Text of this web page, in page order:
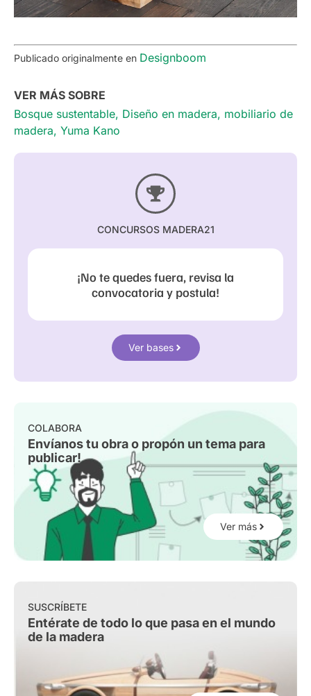
Publicado originalmente en Designboom
VER MÁS SOBRE
Bosque sustentable, Diseño en madera, mobiliario de
madera, Yuma Kano
CONCURSOS MADERA21
¡No te quedes fuera, revisa la
convocatoria y postula!
Ver bases
COLABORA
Envíanos tu obra o propón un tema para
publicar!
Ver más
SUSCRÍBETE
Entérate de todo lo que pasa en el mundo
de la madera